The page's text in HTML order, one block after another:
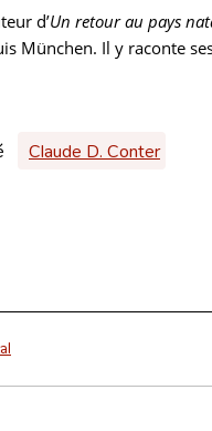
d’Un retour au pays
München. Il y raconte
Claude D. Conter